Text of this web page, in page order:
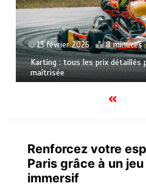
30 septembre 2025 9
L’évolution des serveurs GTA
transforment le jeu
Renforcez votre
Paris grâce à un jeu
immersif